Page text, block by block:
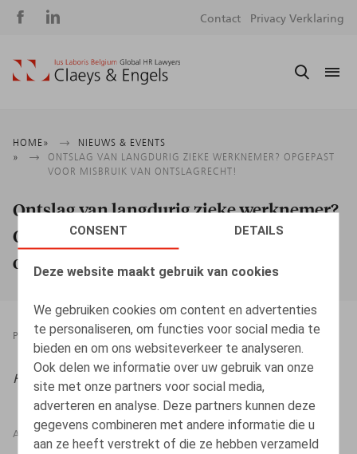
CONSENT DETAILS
Deze website maakt gebruik van cookies
We gebruiken cookies om content en advertenties
te personaliseren, om functies voor social media te
bieden en om ons websiteverkeer te analyseren.
Ook delen we informatie over uw gebruik van onze
site met onze partners voor social media,
adverteren en analyse. Deze partners kunnen deze
gegevens combineren met andere informatie die u
aan ze heeft verstrekt of die ze hebben verzameld
Social
Contact Privacy Verklaring
Kruimelpad
HOME
NIEUWS & EVENTS
ONTSLAG VAN LANGDURIG ZIEKE WERKNEMER? OPGEPAST
VOOR MISBRUIK VAN ONTSLAGRECHT!
Ontslag van langdurig zieke werknemer?
Opgepast voor misbruik van
ontslagrecht!
PRESSROOM 01.08.2022
HR.square (online),
AUTEURS